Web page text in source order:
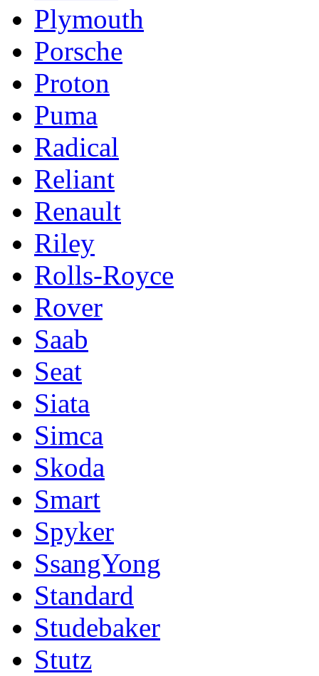
Plymouth
Porsche
Proton
Puma
Radical
Reliant
Renault
Riley
Rolls-Royce
Rover
Saab
Seat
Siata
Simca
Skoda
Smart
Spyker
SsangYong
Standard
Studebaker
Stutz